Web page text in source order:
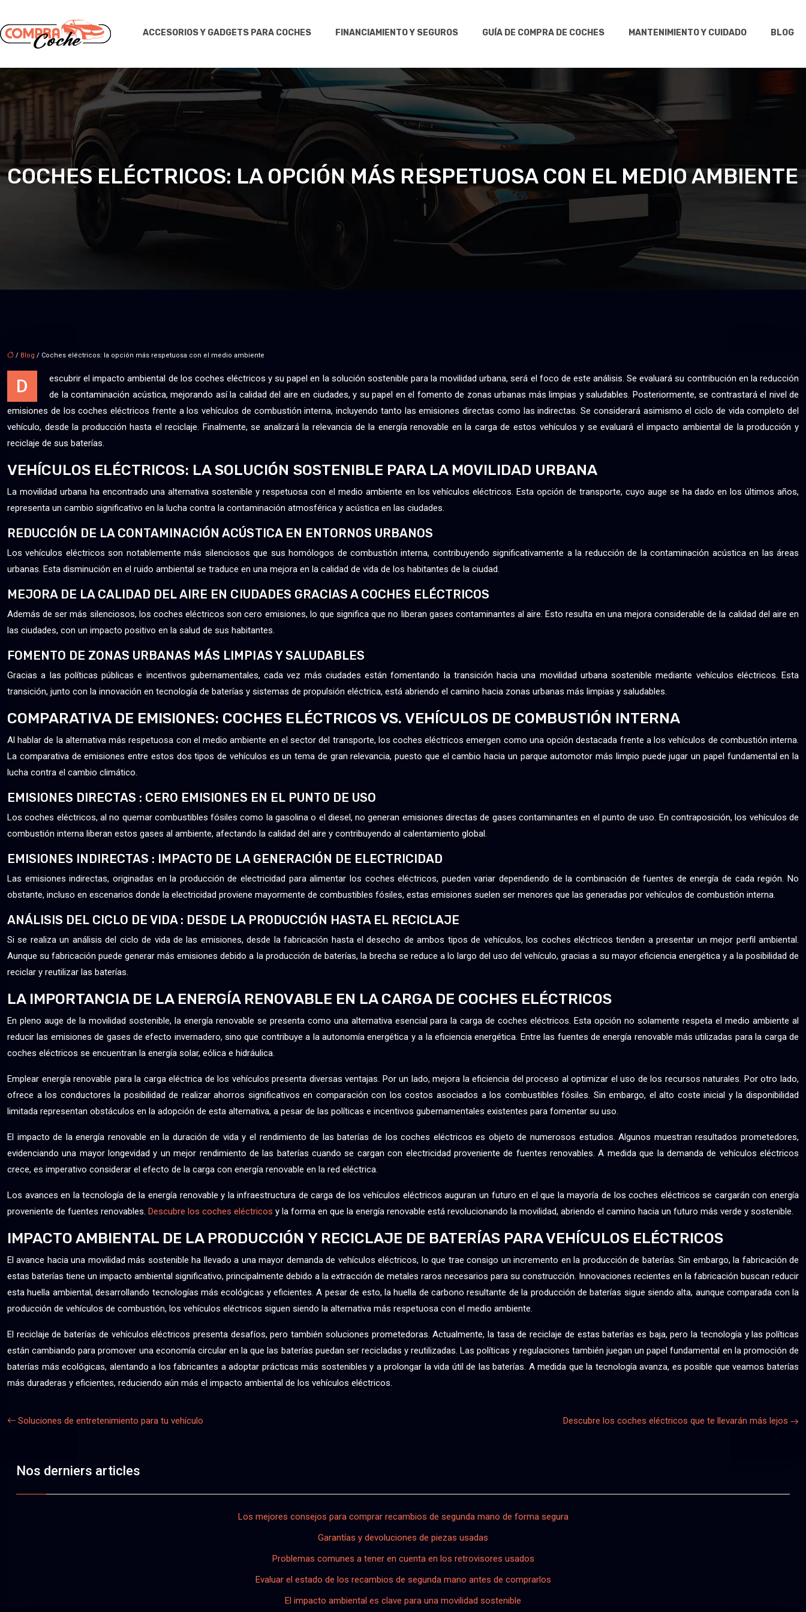
ACCESORIOS Y GADGETS PARA COCHES FINANCIAMIENTO Y SEGUROS GUÍA DE COMPRA DE COCHES MANTENIMIENTO Y CUIDADO BLOG
COCHES ELÉCTRICOS: LA OPCIÓN MÁS RESPETUOSA CON EL MEDIO AMBIENTE
/ Blog / Coches eléctricos: la opción más respetuosa con el medio ambiente
D
escubrir el impacto ambiental de los coches eléctricos y su papel en la solución sostenible para la movilidad urbana, será el foco de este análisis. Se evaluará su contribución en la reducción
de la contaminación acústica, mejorando así la calidad del aire en ciudades, y su papel en el fomento de zonas urbanas más limpias y saludables. Posteriormente, se contrastará el nivel de
emisiones de los coches eléctricos frente a los vehículos de combustión interna, incluyendo tanto las emisiones directas como las indirectas. Se considerará asimismo el ciclo de vida completo del
vehículo, desde la producción hasta el reciclaje. Finalmente, se analizará la relevancia de la energía renovable en la carga de estos vehículos y se evaluará el impacto ambiental de la producción y
reciclaje de sus baterías.
VEHÍCULOS ELÉCTRICOS: LA SOLUCIÓN SOSTENIBLE PARA LA MOVILIDAD URBANA
La movilidad urbana ha encontrado una alternativa sostenible y respetuosa con el medio ambiente en los vehículos eléctricos. Esta opción de transporte, cuyo auge se ha dado en los últimos años,
representa un cambio significativo en la lucha contra la contaminación atmosférica y acústica en las ciudades.
REDUCCIÓN DE LA CONTAMINACIÓN ACÚSTICA EN ENTORNOS URBANOS
Los vehículos eléctricos son notablemente más silenciosos que sus homólogos de combustión interna, contribuyendo significativamente a la reducción de la contaminación acústica en las áreas
urbanas. Esta disminución en el ruido ambiental se traduce en una mejora en la calidad de vida de los habitantes de la ciudad.
MEJORA DE LA CALIDAD DEL AIRE EN CIUDADES GRACIAS A COCHES ELÉCTRICOS
Además de ser más silenciosos, los coches eléctricos son cero emisiones, lo que significa que no liberan gases contaminantes al aire. Esto resulta en una mejora considerable de la calidad del aire en
las ciudades, con un impacto positivo en la salud de sus habitantes.
FOMENTO DE ZONAS URBANAS MÁS LIMPIAS Y SALUDABLES
Gracias a las políticas públicas e incentivos gubernamentales, cada vez más ciudades están fomentando la transición hacia una movilidad urbana sostenible mediante vehículos eléctricos. Esta
transición, junto con la innovación en tecnología de baterías y sistemas de propulsión eléctrica, está abriendo el camino hacia zonas urbanas más limpias y saludables.
COMPARATIVA DE EMISIONES: COCHES ELÉCTRICOS VS. VEHÍCULOS DE COMBUSTIÓN INTERNA
Al hablar de la alternativa más respetuosa con el medio ambiente en el sector del transporte, los coches eléctricos emergen como una opción destacada frente a los vehículos de combustión interna.
La comparativa de emisiones entre estos dos tipos de vehículos es un tema de gran relevancia, puesto que el cambio hacia un parque automotor más limpio puede jugar un papel fundamental en la
lucha contra el cambio climático.
EMISIONES DIRECTAS : CERO EMISIONES EN EL PUNTO DE USO
Los coches eléctricos, al no quemar combustibles fósiles como la gasolina o el diesel, no generan emisiones directas de gases contaminantes en el punto de uso. En contraposición, los vehículos de
combustión interna liberan estos gases al ambiente, afectando la calidad del aire y contribuyendo al calentamiento global.
EMISIONES INDIRECTAS : IMPACTO DE LA GENERACIÓN DE ELECTRICIDAD
Las emisiones indirectas, originadas en la producción de electricidad para alimentar los coches eléctricos, pueden variar dependiendo de la combinación de fuentes de energía de cada región. No
obstante, incluso en escenarios donde la electricidad proviene mayormente de combustibles fósiles, estas emisiones suelen ser menores que las generadas por vehículos de combustión interna.
ANÁLISIS DEL CICLO DE VIDA : DESDE LA PRODUCCIÓN HASTA EL RECICLAJE
Si se realiza un análisis del ciclo de vida de las emisiones, desde la fabricación hasta el desecho de ambos tipos de vehículos, los coches eléctricos tienden a presentar un mejor perfil ambiental.
Aunque su fabricación puede generar más emisiones debido a la producción de baterías, la brecha se reduce a lo largo del uso del vehículo, gracias a su mayor eficiencia energética y a la posibilidad de
reciclar y reutilizar las baterías.
LA IMPORTANCIA DE LA ENERGÍA RENOVABLE EN LA CARGA DE COCHES ELÉCTRICOS
En pleno auge de la movilidad sostenible, la energía renovable se presenta como una alternativa esencial para la carga de coches eléctricos. Esta opción no solamente respeta el medio ambiente al
reducir las emisiones de gases de efecto invernadero, sino que contribuye a la autonomía energética y a la eficiencia energética. Entre las fuentes de energía renovable más utilizadas para la carga de
coches eléctricos se encuentran la energía solar, eólica e hidráulica.
Emplear energía renovable para la carga eléctrica de los vehículos presenta diversas ventajas. Por un lado, mejora la eficiencia del proceso al optimizar el uso de los recursos naturales. Por otro lado,
ofrece a los conductores la posibilidad de realizar ahorros significativos en comparación con los costos asociados a los combustibles fósiles. Sin embargo, el alto coste inicial y la disponibilidad
limitada representan obstáculos en la adopción de esta alternativa, a pesar de las políticas e incentivos gubernamentales existentes para fomentar su uso.
El impacto de la energía renovable en la duración de vida y el rendimiento de las baterías de los coches eléctricos es objeto de numerosos estudios. Algunos muestran resultados prometedores,
evidenciando una mayor longevidad y un mejor rendimiento de las baterías cuando se cargan con electricidad proveniente de fuentes renovables. A medida que la demanda de vehículos eléctricos
crece, es imperativo considerar el efecto de la carga con energía renovable en la red eléctrica.
Los avances en la tecnología de la energía renovable y la infraestructura de carga de los vehículos eléctricos auguran un futuro en el que la mayoría de los coches eléctricos se cargarán con energía
proveniente de fuentes renovables. Descubre los coches eléctricos y la forma en que la energía renovable está revolucionando la movilidad, abriendo el camino hacia un futuro más verde y sostenible.
IMPACTO AMBIENTAL DE LA PRODUCCIÓN Y RECICLAJE DE BATERÍAS PARA VEHÍCULOS ELÉCTRICOS
El avance hacia una movilidad más sostenible ha llevado a una mayor demanda de vehículos eléctricos, lo que trae consigo un incremento en la producción de baterías. Sin embargo, la fabricación de
estas baterías tiene un impacto ambiental significativo, principalmente debido a la extracción de metales raros necesarios para su construcción. Innovaciones recientes en la fabricación buscan reducir
esta huella ambiental, desarrollando tecnologías más ecológicas y eficientes. A pesar de esto, la huella de carbono resultante de la producción de baterías sigue siendo alta, aunque comparada con la
producción de vehículos de combustión, los vehículos eléctricos siguen siendo la alternativa más respetuosa con el medio ambiente.
El reciclaje de baterías de vehículos eléctricos presenta desafíos, pero también soluciones prometedoras. Actualmente, la tasa de reciclaje de estas baterías es baja, pero la tecnología y las políticas
están cambiando para promover una economía circular en la que las baterías puedan ser recicladas y reutilizadas. Las políticas y regulaciones también juegan un papel fundamental en la promoción de
baterías más ecológicas, alentando a los fabricantes a adoptar prácticas más sostenibles y a prolongar la vida útil de las baterías. A medida que la tecnología avanza, es posible que veamos baterías
más duraderas y eficientes, reduciendo aún más el impacto ambiental de los vehículos eléctricos.
Soluciones de entretenimiento para tu vehículo Descubre los coches eléctricos que te llevarán más lejos
Nos derniers articles
Los mejores consejos para comprar recambios de segunda mano de forma segura
Garantías y devoluciones de piezas usadas
Problemas comunes a tener en cuenta en los retrovisores usados
Evaluar el estado de los recambios de segunda mano antes de comprarlos
El impacto ambiental es clave para una movilidad sostenible